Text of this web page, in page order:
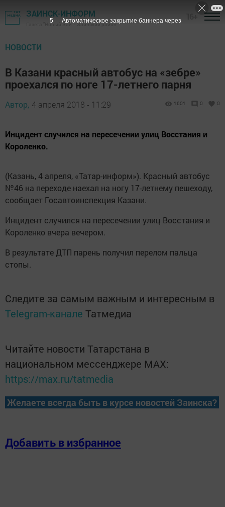
ЗАИНСК-ИНФОРМ
Газета "Новый Зай" - Заинский район
НОВОСТИ
В Казани красный автобус на «зебре»
проехался по ноге 17-летнего парня
Автор, 4 апреля 2018 - 11:29 1601 0 0
Инцидент случился на пересечении улиц Восстания и
Короленко.
(Казань, 4 апреля, «Татар-информ»). Красный автобус
№46 на переходе наехал на ногу 17-летнему пешеходу,
сообщает Госавтоинспекция Казани.
Инцидент случился на пересечении улиц Восстания и
Короленко вчера вечером.
В результате ДТП парень получил перелом пальца
стопы.
Следите за самым важным и интересным в
Telegram-канале Татмедиа
Читайте новости Татарстана в
национальном мессенджере MАХ:
https://max.ru/tatmedia
Желаете всегда быть в курсе новостей Заинска?
Добавить в избранное
4 Автоматическое закрытие баннера через